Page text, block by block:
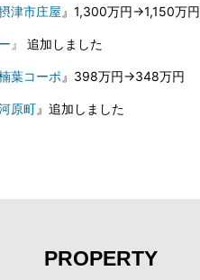
津市庄屋 』1,300万円→1,150万円
』 追加しました
葉コーポ 』398万円→348万円
原町』追加しました
PROPERTY